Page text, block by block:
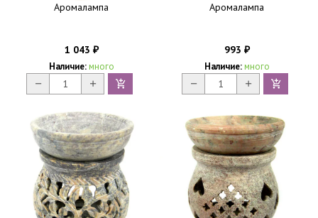
Аромалампа
1 043 ₽
Наличие: много
Аромалампа
993 ₽
Наличие: много